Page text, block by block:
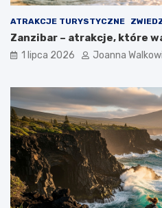
ATRAKCJE TURYSTYCZNE
Zanzibar – atrakcje, które
1 lipca 2026 Joanna